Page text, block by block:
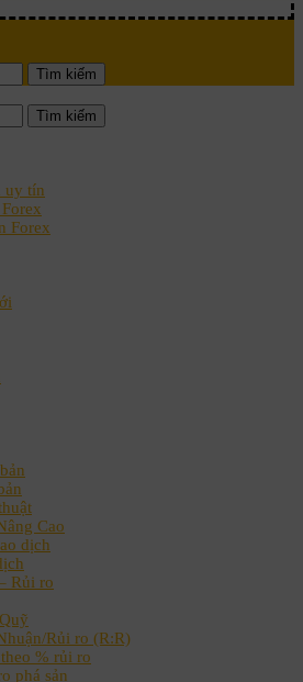
Tìm kiếm
Tìm kiếm
uy tín
Forex
Cao
dịch
Rủi ro
Rủi ro (R:R)
% rủi ro
phá sản